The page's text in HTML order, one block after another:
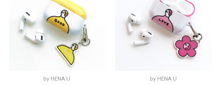
by HENA:U by HENA:U